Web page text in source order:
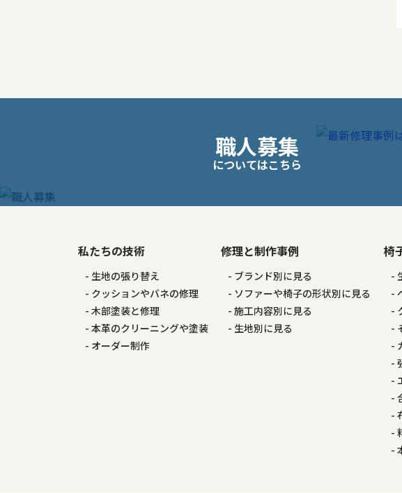
ョ
ン
職人募集
についてはこちら
私たちの技術
生地の張り替え
クッションやバネの修理
木部塗装と修理
本革のクリーニングや塗装
オーダー制作
修理と制作事例
ブランド別に見る
ソファーや椅子の形状別に見る
施工内容別に見る
生地別に見る
椅